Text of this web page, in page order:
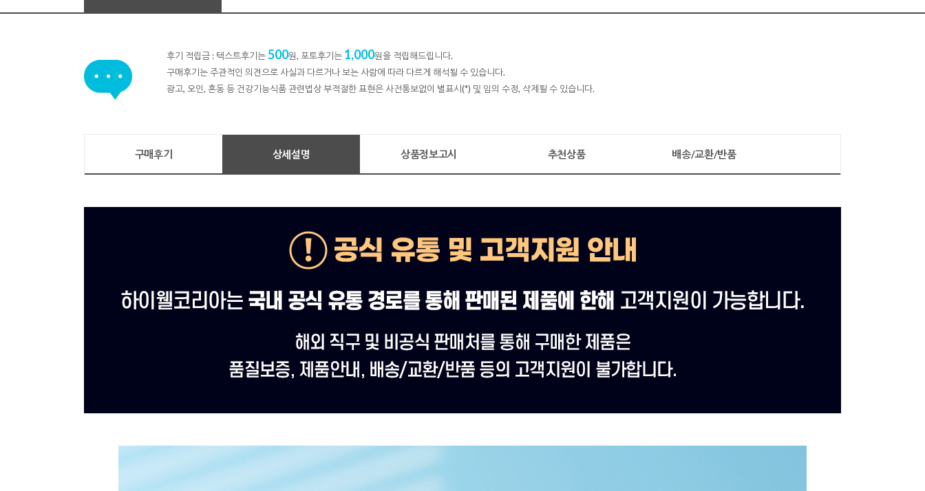
후기 적립금 : 텍스트후기는500원, 포토후기는 1,000원을 적립해드립니다.
구매후기는 주관적인 의견으로 사실과 다르거나 보는 사람에 따라 다르게 해석될 수 있습니다.
광고, 오인, 혼동 등 건강기능식품 관련법상 부적절한 표현은 사전통보없이 별표시(*) 및 임의 수정, 삭제될 수 있습니다.
구매후기 상세설명 상품정보고시 추천상품 배송/교환/반품